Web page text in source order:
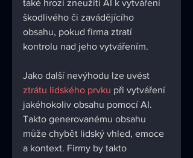
také hrozí zneužití AI k vytváření
škodlivého či zavádějícího
obsahu, pokud firma ztratí
kontrolu nad jeho vytvářením.
Jako další nevýhodu lze uvést
ztrátu lidského prvku při vytváření
jakéhokoliv obsahu pomocí AI.
Takto generovanému obsahu
může chybět lidský vhled, emoce
a kontext. Firmy by takto